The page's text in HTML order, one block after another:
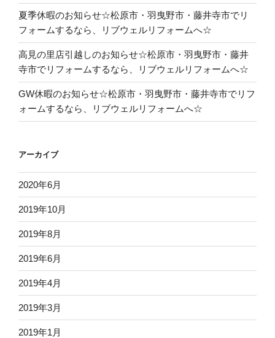
夏季休暇のお知らせ☆松原市・羽曳野市・藤井寺市でリ
フォームするなら、リブウェルリフォームへ☆
高見の里店引越しのお知らせ☆松原市・羽曳野市・藤井
寺市でリフォームするなら、リブウェルリフォームへ☆
GW休暇のお知らせ☆松原市・羽曳野市・藤井寺市でリフ
ォームするなら、リブウェルリフォームへ☆
アーカイブ
2020年6月
2019年10月
2019年8月
2019年6月
2019年4月
2019年3月
2019年1月